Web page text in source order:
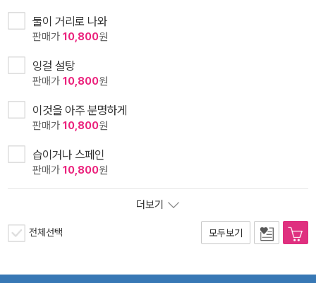
둘이 거리로 나와
판매가 10,800원
잉걸 설탕
판매가 10,800원
이것을 아주 분명하게
판매가 10,800원
습이거나 스페인
판매가 10,800원
더보기
전체선택 모두보기